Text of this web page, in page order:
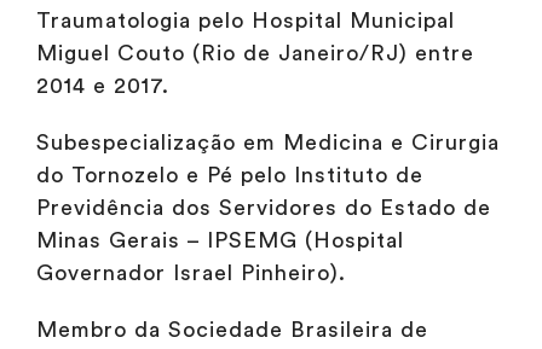
Traumatologia pelo Hospital Municipal
Miguel Couto (Rio de Janeiro/RJ) entre
2014 e 2017.
Subespecialização em Medicina e Cirurgia
do Tornozelo e Pé pelo Instituto de
Previdência dos Servidores do Estado de
Minas Gerais – IPSEMG (Hospital
Governador Israel Pinheiro).
Membro da Sociedade Brasileira de